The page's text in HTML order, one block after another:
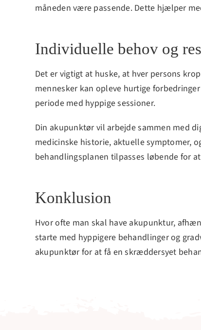
måneden være passende. Dette hjælper
Individuelle behov og
Det er vigtigt at huske, at hver persons
mennesker kan opleve hurtige
periode med hyppige sessioner.
Din akupunktør vil arbejde sammen med
medicinske historie, aktuelle symptomer,
behandlingsplanen tilpasses løbende for
Konklusion
Hvor ofte man skal have akupunktur,
starte med hyppigere behandlinger og
akupunktør for at få en skræddersyet